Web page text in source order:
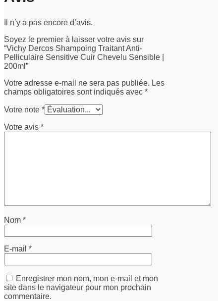
Il n’y a pas encore d’avis.
Soyez le premier à laisser votre avis sur
“Vichy Dercos Shampoing Traitant Anti-
Pelliculaire Sensitive Cuir Chevelu Sensible |
200ml”
Votre adresse e-mail ne sera pas publiée. Les
champs obligatoires sont indiqués avec *
Votre note *
Votre avis *
Nom *
E-mail *
Enregistrer mon nom, mon e-mail et mon
site dans le navigateur pour mon prochain
commentaire.